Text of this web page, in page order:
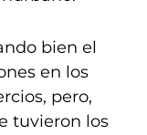
bien el
en los
pero,
tuvieron los